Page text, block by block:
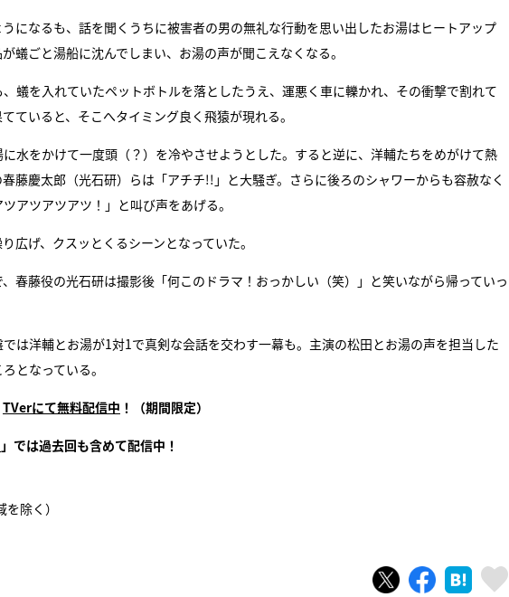
になるも、話を聞くうちに被害者の男の無礼な行動を思い出したお湯はヒートアップ
ごと湯船に沈んでしまい、お湯の声が聞こえなくなる。
蟻を入れていたペットボトルを落としたうえ、運悪く車に轢かれ、その衝撃で割れて
ていると、そこへタイミング良く飛猿が現れる。
水をかけて一度頭（？）を冷やさせようとした。すると逆に、洋輔たちをめがけて熱
藤慶太郎（光石研）らは「アチチ!!」と大騒ぎ。さらに後ろのシャワーからも容赦なく
アツアツアツ！」と叫び声をあげる。
広げ、クスッとくるシーンとなっていた。
春藤役の光石研は撮影後「何このドラマ！おっかしい（笑）」と笑いながら帰っていっ
は洋輔とお湯が1対1で真剣な会話を交わす一幕も。主演の松田とお湯の声を担当した
となっている。
TVerにて無料配信中 ！（期間限定）
」では過去回も含めて配信中！
除く）
ツイートシェア はてブ